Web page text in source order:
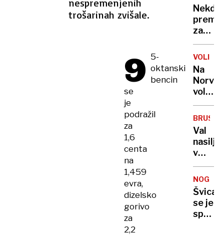
nespremenjenih
trošarinah zvišale.
9 5-
oktanski
bencin
se
je
podražil
za
1,6
centa
na
1,459
evra,
dizelsko
gorivo
za
2,2
za
leto
dni
v
zapor
VOLITVE
Na
volilna
zmaga
levega
bloka
Val
nasilja
v
na
ulice
bi
Švica
se je